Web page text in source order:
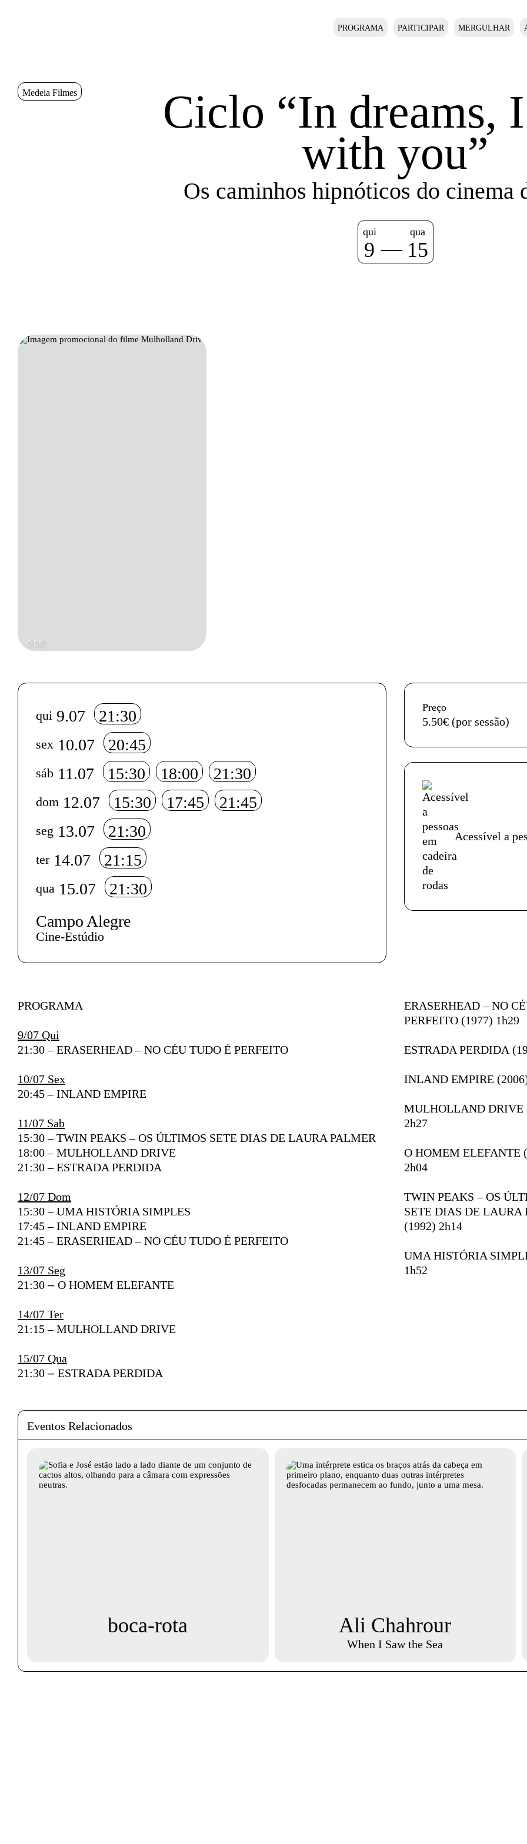
PROGRAMA PARTICIPAR MERGULHAR
Sinopse
Medeia Filmes Ciclo “In dreams,
with you”
Os caminhos hipnóticos do cinema
qui
9 —
qua
15
© DR
Info sobre horário e bilhetes
qui 9.07 21:30
sex 10.07 20:45
sáb 11.07 15:30 18:00 21:30
dom 12.07 15:30 17:45 21:45
seg 13.07 21:30
ter 14.07 21:15
qua 15.07
21:30
Campo Alegre
Cine-Estúdio
InformaÃ§Ã£o adicional
Preço
5.50€ (por sessão)
Acessibilidades do
Acessível a
Texto biografia autores
PROGRAMA
9/07 Qui
21:30 – ERASERHEAD – NO CÉU TUDO É PERFEITO
10/07 Sex
20:45 – INLAND EMPIRE
11/07 Sab
15:30 – TWIN PEAKS – OS ÚLTIMOS SETE DIAS DE LAURA PALMER
18:00 – MULHOLLAND DRIVE
21:30 – ESTRADA PERDIDA
12/07 Dom
15:30 –UMA HISTÓRIA SIMPLES
17:45 – INLAND EMPIRE
21:45 – ERASERHEAD – NO CÉU TUDO É PERFEITO
13/07 Seg
21:30 – O HOMEM ELEFANTE
14/07 Ter
21:15 – MULHOLLAND DRIVE
15/07 Qua
21:30 – ESTRADA PERDIDA
Ficha técnica
ERASERHEAD – NO
PERFEITO (1977) 1h29
ESTRADA PERDIDA
INLAND EMPIRE
MULHOLLAND DRIVE
2h27
O HOMEM ELEFANTE
2h04
TWIN PEAKS – OS
SETE DIAS DE LAURA
(1992) 2h14
UMA HISTÓRIA
1h52
Eventos Relacionados
boca-rota Ali Chahrour
When I Saw the Sea